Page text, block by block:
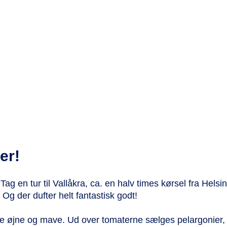
en tur til Vallåkra, ca. en halv times kørsel fra
der dufter helt fantastisk godt!
og mave. Ud over tomaterne sælges